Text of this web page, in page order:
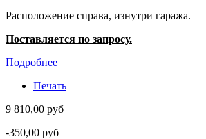
Расположение справа, изнутри гаража.
Поставляется по запросу.
Подробнее
Печать
9 810,00 руб
-350,00 руб